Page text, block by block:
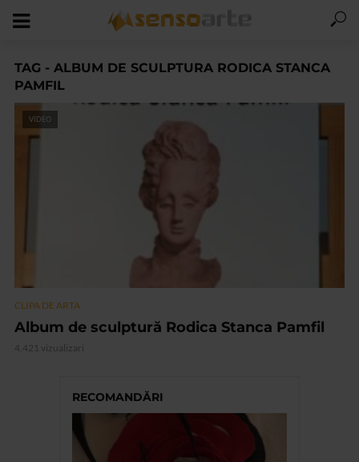
TAG - ALBUM DE SCULPTURA RODICA STANCA
PAMFIL
VIDEO
CLIPA DE ARTA
Album de sculptură Rodica Stanca Pamfil
4.421 vizualizari
RECOMANDĂRI